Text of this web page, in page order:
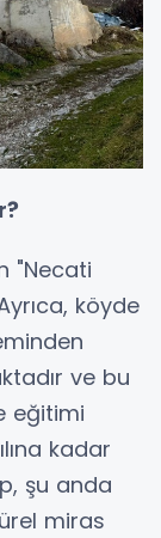
"Necati
köyde
ve bu
eğitimi
kadar
şu anda
miras